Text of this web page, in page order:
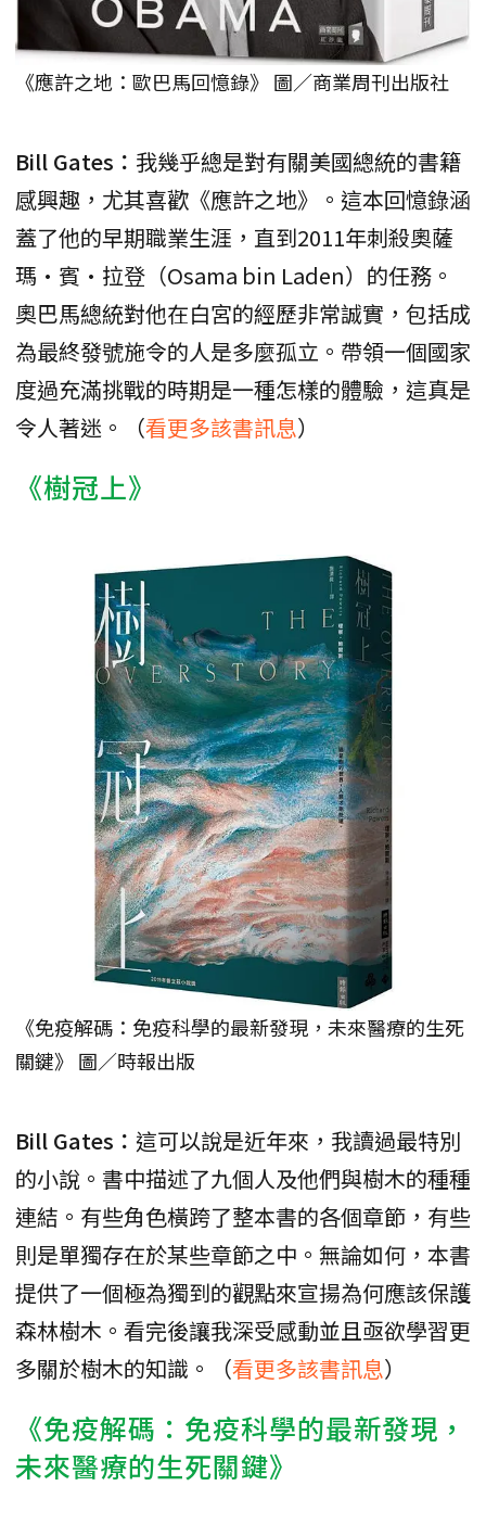
《應許之地：歐巴馬回憶錄》 圖／商業周刊出版社
Bill Gates： 我幾乎總是對有關美國總統的書籍
感興趣，尤其喜歡《應許之地》。這本回憶錄涵
蓋了他的早期職業生涯，直到2011年刺殺奧薩
瑪·賓·拉登（Osama bin Laden）的任務。
奧巴馬總統對他在白宮的經歷非常誠實，包括成
為最終發號施令的人是多麼孤立。帶領一個國家
度過充滿挑戰的時期是一種怎樣的體驗，這真是
令人著迷。（看更多該書訊息）
《樹冠上》
《免疫解碼：免疫科學的最新發現，未來醫療的生死
關鍵》 圖／時報出版
Bill Gates： 這可以說是近年來，我讀過最特別
的小說。書中描述了九個人及他們與樹木的種種
連結。有些角色橫跨了整本書的各個章節，有些
則是單獨存在於某些章節之中。無論如何，本書
提供了一個極為獨到的觀點來宣揚為何應該保護
森林樹木。看完後讓我深受感動並且亟欲學習更
多關於樹木的知識。（看更多該書訊息）
《免疫解碼：免疫科學的最新發現，
未來醫療的生死關鍵》